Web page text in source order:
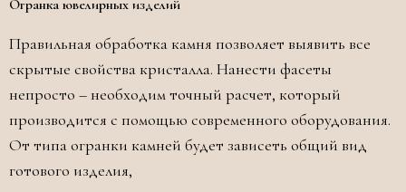
Огранка ювелирных изделий
Правильная обработка камня позволяет выявить все
скрытые свойства кристалла. Нанести фасеты
непросто – необходим точный расчет, который
производится с помощью современного оборудования.
От типа огранки камней будет зависеть общий вид
готового изделия,